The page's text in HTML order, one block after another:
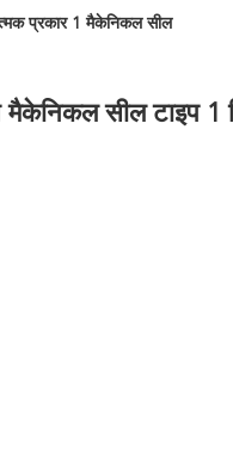
प्रकार 1 मैकेनिकल सील
सील टाइप 1